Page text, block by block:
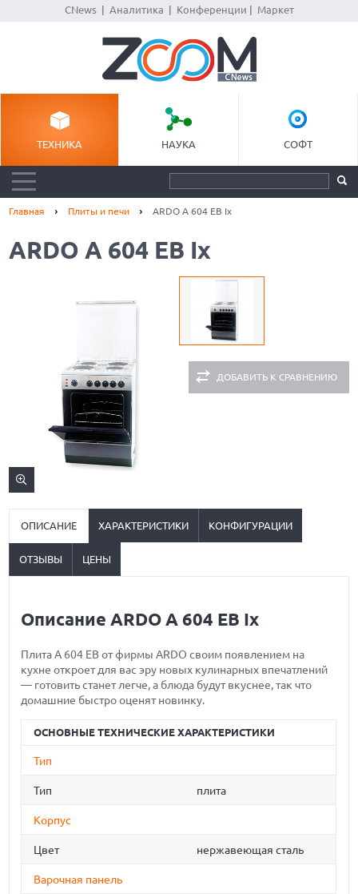
CNews| Аналитика Конференции Маркет
ТЕХНИКА НАУКА СОФТ
Главная Плиты и печи ARDO A 604 EB Ix
ARDO A 604 EB Ix
ДОБАВИТЬ К СРАВНЕНИЮ
ОПИСАНИЕ ХАРАКТЕРИСТИКИ КОНФИГУРАЦИИ
ОТЗЫВЫ ЦЕНЫ
Описание ARDO A 604 EB Ix
Плита A 604 EB от фирмы ARDO своим появлением на
кухне откроет для вас эру новых кулинарных впечатлений
— готовить станет легче, а блюда будут вкуснее, так что
домашние быстро оценят новинку.
ОСНОВНЫЕ ТЕХНИЧЕСКИЕ ХАРАКТЕРИСТИКИ
Тип
Тип плита
Корпус
Цвет нержавеющая сталь
Варочная панель